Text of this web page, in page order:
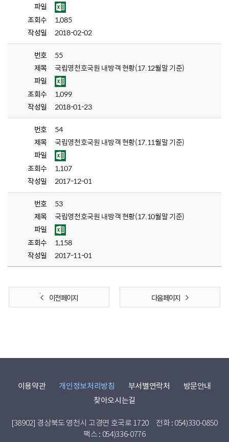
파일
조회수
1,085
작성일
2018-02-02
번호
55
제목
국립영천호국원 내방객 현황(17.12월말 기준)
파일
조회수
1,099
작성일
2018-01-23
번호
54
제목
국립영천호국원 내방객 현황(17.11월말 기준)
파일
조회수
1,107
작성일
2017-12-01
번호
53
제목
국립영천호국원 내방객 현황(17.10월말 기준)
파일
조회수
1,158
작성일
2017-11-01
이전 페이지 다음 페이지
이용약관 개인정보처리방침 부서별연락처
방문안내
찾아오시는길
[38902] 경상북도 영천시 고경면 호국로 1720
전화 : 054)330-0850
팩스 : 054)336-0776